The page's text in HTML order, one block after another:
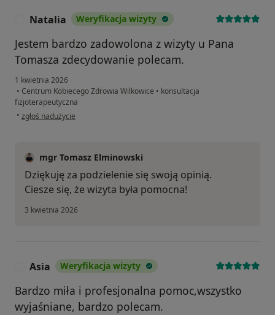
Natalia Weryfikacja wizyty
Jestem bardzo zadowolona z wizyty u Pana
Tomasza zdecydowanie polecam.
1 kwietnia 2026
• Centrum Kobiecego Zdrowia Wilkowice • konsultacja
fizjoterapeutyczna
• w opinii użytkownika Natalia
zgłoś nadużycie
mgr Tomasz Elminowski
Dziękuję za podzielenie się swoją opinią.
Ciesze się, że wizyta była pomocna!
3 kwietnia 2026
Asia Weryfikacja wizyty
Bardzo miła i profesjonalna pomoc,wszystko
wyjaśniane, bardzo polecam.